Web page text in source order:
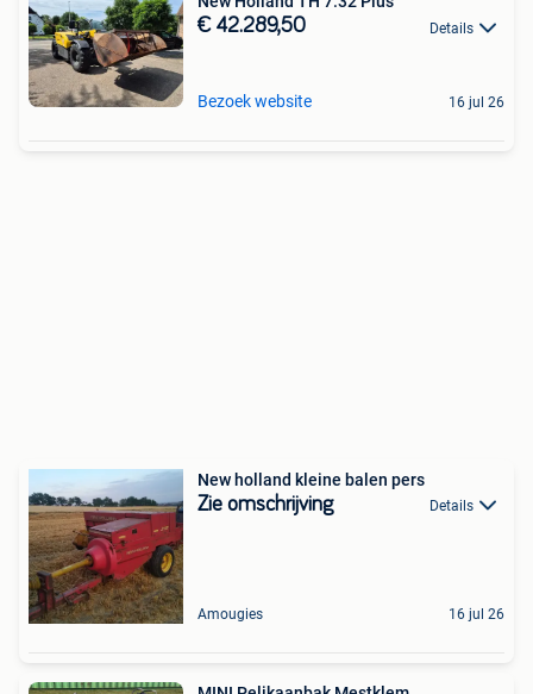
€ 42.289,50 Details
Bezoek website 16 jul 26
New holland kleine balen pers
Zie omschrijving Details
Amougies 16 jul 26